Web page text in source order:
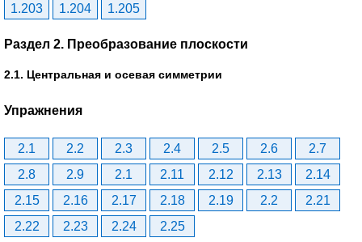
1.203 1.204 1.205
Раздел 2. Преобразование плоскости
2.1. Центральная и осевая симметрии
Упражнения
2.1 2.2 2.3 2.4 2.5 2.6
2.7
2.8
2.9 2.1 2.11 2.12 2.13
2.14
2.15
2.16 2.17 2.18 2.19 2.2
2.21
2.22
2.23 2.24 2.25